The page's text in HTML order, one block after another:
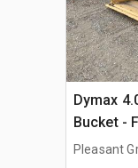
Dymax 4.0 cyd Wheel Loader
Bucket -
Pleasant